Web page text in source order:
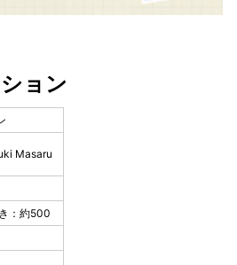
ョン
Masaru
：約500